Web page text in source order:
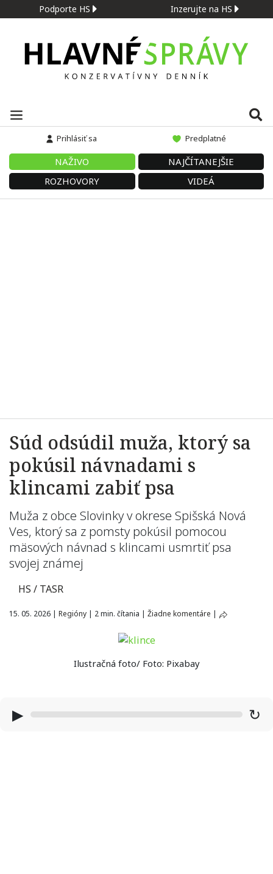
Podporte HS Inzerujte na HS
Prihlásiť sa Predplatné
NAŽIVO
NAJČÍTANEJŠIE
ROZHOVORY
VIDEÁ
Súd odsúdil muža, ktorý sa
pokúsil návnadami s
klincami zabiť psa
Muža z obce Slovinky v okrese Spišská Nová
Ves, ktorý sa z pomsty pokúsil pomocou
mäsových návnad s klincami usmrtiť psa
svojej známej
HS / TASR
15. 05. 2026 | Regióny | 2 min. čítania | Žiadne komentáre |
Ilustračná foto/ Foto: Pixabay
▶ ↻